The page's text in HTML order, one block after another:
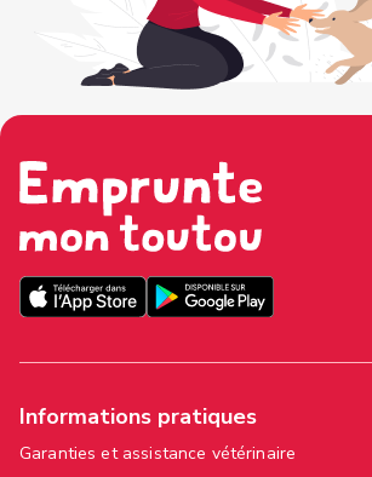
Informations pratiques
Garanties et assistance vétérinaire